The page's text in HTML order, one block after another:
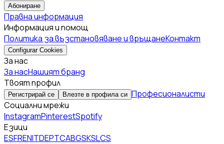
Абониране
Правна информация
Информация и помощ
Политика за възстановяване и връщанеКонтакт
Configurar Cookies
За нас
За насНашият бранд
Твоят профил
Регистрирай се Влезте в профила си Професионалисти
Социални мрежи
InstagramPinterestSpotify
Езици
ESFRENITDEPTCABGSKSLCS